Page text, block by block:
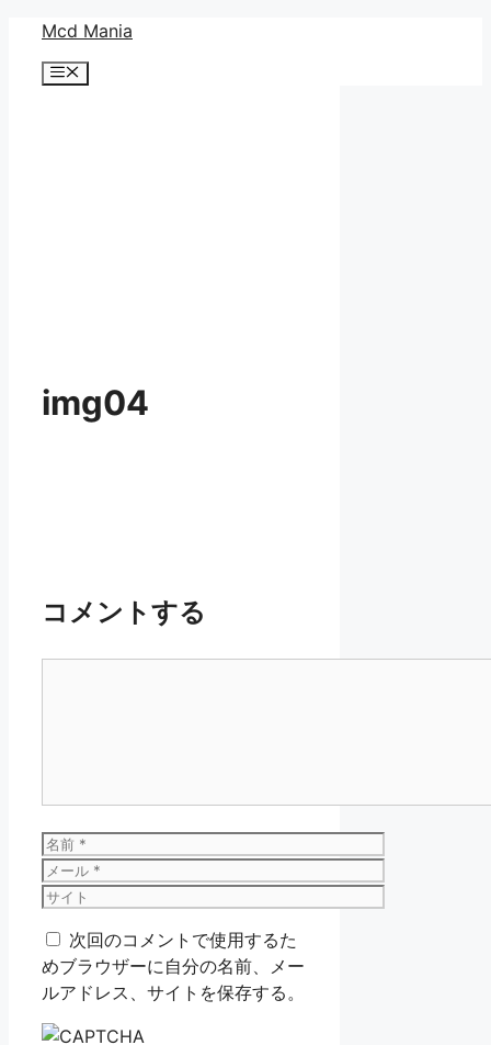
Mcd Mania
メ
img04
コメントする
名
前
メ
ー
サ
ト 次回のコメントで使用するた
めブラウザーに自分の名前、メー
ルアドレス、サイトを保存する。